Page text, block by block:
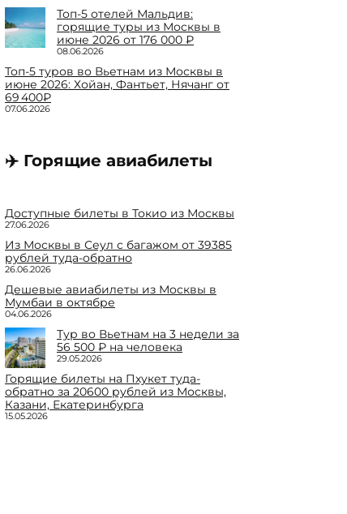
Топ-5 отелей Мальдив:
горящие туры из Москвы в
июне 2026 от 176 000 ₽
08.06.2026
Топ-5 туров во Вьетнам из Москвы в
июне 2026: Хойан, Фантьет, Нячанг от
69 400₽
07.06.2026
✈️ Горящие авиабилеты
Доступные билеты в Токио из Москвы
27.06.2026
Из Москвы в Сеул с багажом от 39385
рублей туда-обратно
26.06.2026
Дешевые авиабилеты из Москвы в
Мумбаи в октябре
04.06.2026
Тур во Вьетнам на 3 недели за
56 500 ₽ на человека
29.05.2026
Горящие билеты на Пхукет туда-
обратно за 20600 рублей из Москвы,
Казани, Екатеринбурга
15.05.2026